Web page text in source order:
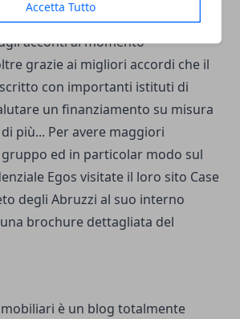
Accetta Tutto
sull'immobile e la possibilità
acconti al momento
grazie ai migliori accordi che il
con importanti istituti di
un finanziamento su misura
più... Per avere maggiori
ed in particolar modo sul
Egos visitate il loro sito Case
degli Abruzzi al suo interno
brochure dettagliata del
è un blog totalmente